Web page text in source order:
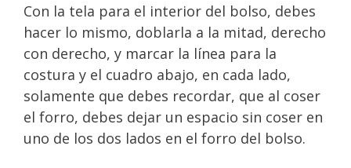
Con la tela para el interior del bolso, debes
hacer lo mismo, doblarla a la mitad, derecho
con derecho, y marcar la línea para la
costura y el cuadro abajo, en cada lado,
solamente que debes recordar, que al coser
el forro, debes dejar un espacio sin coser en
uno de los dos lados en el forro del bolso.